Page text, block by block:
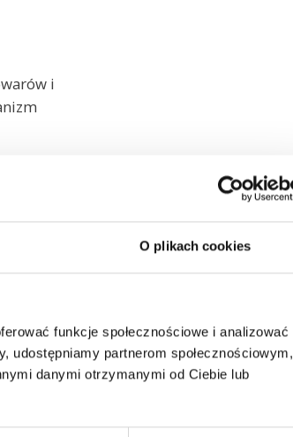
O plikach cookies
funkcje społecznościowe i analizować
partnerom społecznościowym,
danymi otrzymanymi od Ciebie lub
i
znajdzie